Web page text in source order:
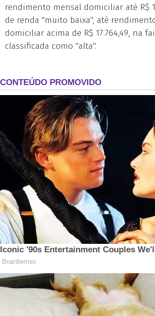
rendimento mensal domiciliar até R$
de renda "muito baixa", até
domiciliar acima de R$ 17.764,49, na
classificada como "alta".